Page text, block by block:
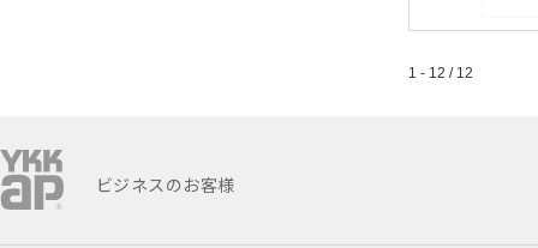
1 - 12 / 12
ビジネスのお客様